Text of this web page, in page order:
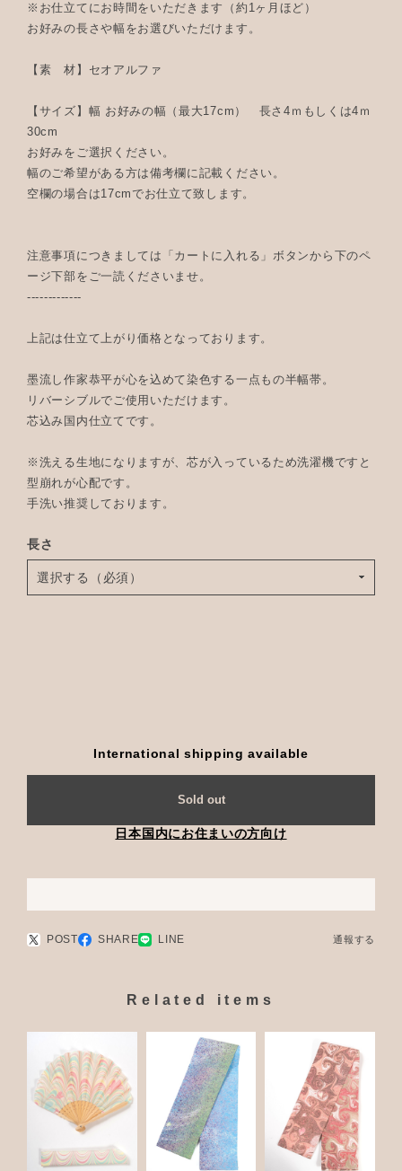
※お仕立てにお時間をいただきます（約1ヶ月ほど）
お好みの長さや幅をお選びいただけます。
【素 材】セオアルファ
【サイズ】幅 お好みの幅（最大17cm） 長さ4ｍもしくは4ｍ
30cm
お好みをご選択ください。
幅のご希望がある方は備考欄に記載ください。
空欄の場合は17cmでお仕立て致します。
注意事項につきましては「カートに入れる」ボタンから下のペ
ージ下部をご一読くださいませ。
-------------
上記は仕立て上がり価格となっております。
墨流し作家恭平が心を込めて染色する一点もの半幅帯。
リバーシブルでご使用いただけます。
芯込み国内仕立てです。
※洗える生地になりますが、芯が入っているため洗濯機ですと
型崩れが心配です。
手洗い推奨しております。
長さ
International shipping available
Sold out
日本国内にお住まいの方向け
POST SHARE LINE 通報する
Related items